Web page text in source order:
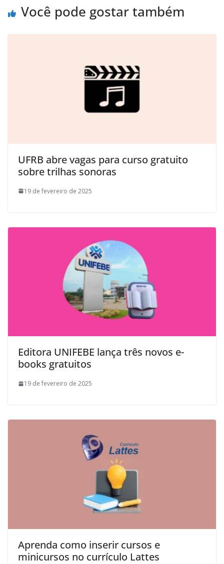
Você pode gostar também
UFRB abre vagas para curso gratuito
sobre trilhas sonoras
19 de fevereiro de 2025
Editora UNIFEBE lança três novos e-
books gratuitos
19 de fevereiro de 2025
Aprenda como inserir cursos e
minicursos no currículo Lattes